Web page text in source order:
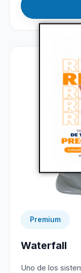
Premium
Waterfall
Uno de los